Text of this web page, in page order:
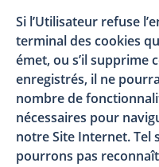
Si l’Utilisateur refuse
terminal des cookies
émet, ou s’il supprime
enregistrés, il ne
nombre de
nécessaires pour
notre Site Internet. Tel
pourrons pas